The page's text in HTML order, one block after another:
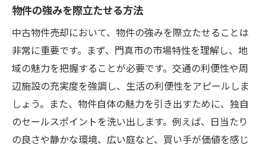
物件の強みを際立たせる方法
中古物件売却において、物件の強みを際立たせることは
非常に重要です。まず、門真市の市場特性を理解し、地
域の魅力を把握することが必要です。交通の利便性や周
辺施設の充実度を強調し、生活の利便性をアピールしま
しょう。また、物件自体の魅力を引き出すために、独自
のセールスポイントを洗い出します。例えば、日当たり
の良さや静かな環境、広い庭など、買い手が価値を感じ